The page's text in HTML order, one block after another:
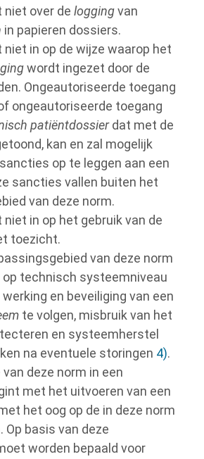
niet over de loggingvan
in papieren dossiers.
niet in op de wijze waarop het
wordt ingezet door de
Ongeautoriseerde toegang
ongeautoriseerde toegang
patiëntdossierdat met de
kan en zal mogelijk
op te leggen aan een
sancties vallen buiten het
van deze norm.
niet in op het gebruik van de
toezicht.
van deze norm
op technisch systeemniveau
en beveiliging van een
te volgen, misbruik van het
en systeemherstel
na eventuele storingen 4).
deze norm in een
met het uitvoeren van een
het oog op de in deze norm
Op basis van deze
worden bepaald voor